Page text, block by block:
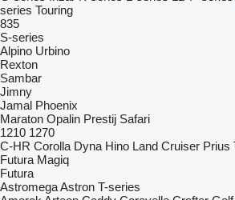
series Touring
835
S-series
Alpino Urbino
Rexton
Sambar
Jimny
Jamal Phoenix
Maraton Opalin Prestij Safari
1210 1270
C-HR Corolla Dyna Hino Land Cruiser Prius
Futura Magiq
Futura
AstromegaAstron T-series